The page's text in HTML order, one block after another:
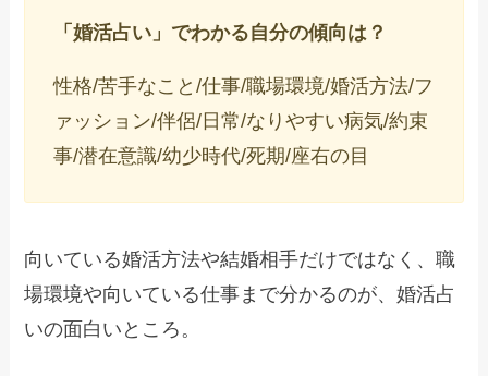
「婚活占い」でわかる自分の傾向は？
性格/苦手なこと/仕事/職場環境/婚活方法/フ
ァッション/伴侶/日常/なりやすい病気/約束
事/潜在意識/幼少時代/死期/座右の目
向いている婚活方法や結婚相手だけではなく、職
場環境や向いている仕事まで分かるのが、婚活占
いの面白いところ。